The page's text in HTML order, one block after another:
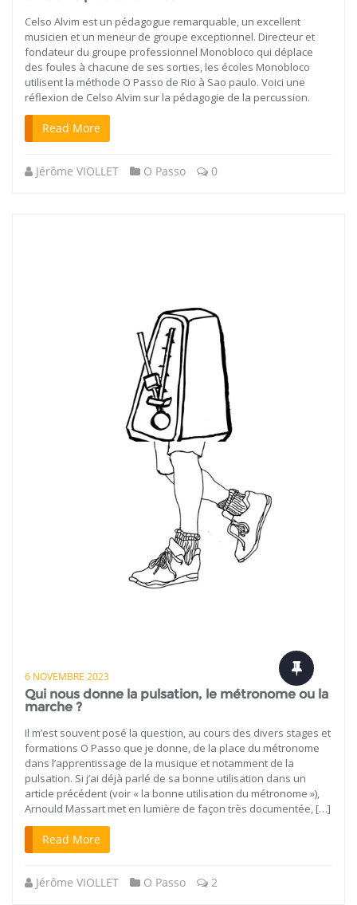
Celso Alvim est un pédagogue remarquable, un excellent
musicien et un meneur de groupe exceptionnel. Directeur et
fondateur du groupe professionnel Monobloco qui déplace
des foules à chacune de ses sorties, les écoles Monobloco
utilisent la méthode O Passo de Rio à Sao paulo. Voici une
réflexion de Celso Alvim sur la pédagogie de la percussion.
Read More
Jérôme VIOLLET O Passo 0
6 NOVEMBRE 2023
Qui nous donne la pulsation, le métronome ou la
marche ?
Il m’est souvent posé la question, au cours des divers stages et
formations O Passo que je donne, de la place du métronome
dans l’apprentissage de la musique et notamment de la
pulsation. Si j’ai déjà parlé de sa bonne utilisation dans un
article précédent (voir « la bonne utilisation du métronome »),
Arnould Massart met en lumière de façon très documentée, […]
Read More
Jérôme VIOLLET O Passo 2